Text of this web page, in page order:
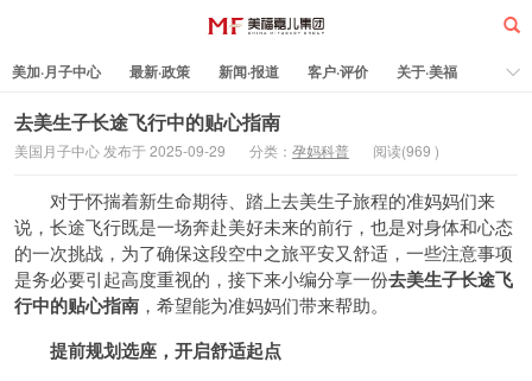
美福嘉儿
美加·月子中心 最新·政策 新闻·报道 客户·评价
关于·美福
热门·文章
所有·文章 孕妈科普 标签云
去美生子长途飞行中的贴心指南
美国月子中心 发布于 2025-09-29 分类： 孕妈科普 阅读(969 )
对于怀揣着新生命期待、踏上去美生子旅程的准妈妈们来
说，长途飞行既是一场奔赴美好未来的前行，也是对身体和心态
的一次挑战，为了确保这段空中之旅平安又舒适，一些注意事项
是务必要引起高度重视的，接下来小编分享一份去美生子长途飞
行中的贴心指南 ，希望能为准妈妈们带来帮助。
提前规划选座，开启舒适起点